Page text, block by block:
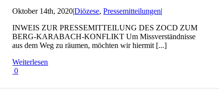
Oktober 14th, 2020|Diözese,Pressemitteilungen|
INWEIS ZUR PRESSEMITTEILUNG DES ZOCD ZUM
BERG-KARABACH-KONFLIKT Um Missverständnisse
aus dem Weg zu räumen, möchten wir hiermit [...]
Weiterlesen
0